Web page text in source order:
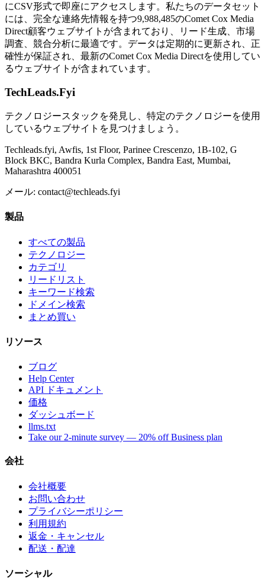
にCSV形式で即座にアクセスします。私たちのデータセット
には、完全な連絡先情報を持つ9,988,485のComet Cox Media
Direct顧客ウェブサイトが含まれており、リード生成、市場
調査、競合分析に最適です。データは定期的に更新され、正
確性が保証され、最新のComet Cox Media Directを使用してい
るウェブサイトが含まれています。
TechLeads.Fyi
テクノロジースタックを発見し、特定のテクノロジーを使用
しているウェブサイトを見つけましょう。
Techleads.fyi, Awfis, 1st Floor, Parinee Crescenzo, 1B-102, G
Block BKC, Bandra Kurla Complex, Bandra East, Mumbai,
Maharashtra 400051
メール: contact@techleads.fyi
製品
すべての製品
テクノロジー
カテゴリ
リードリスト
キーワード検索
ドメイン検索
まとめ買い
リソース
ブログ
Help Center
API ドキュメント
価格
ダッシュボード
llms.txt
Take our 2-minute survey — 20% off Business plan
会社
会社概要
お問い合わせ
プライバシーポリシー
利用規約
返金・キャンセル
配送・配達
ソーシャル